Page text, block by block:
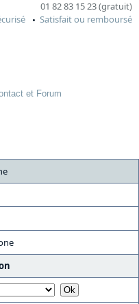
01 82 83 15 23 (gratuit)
Satisfait ou remboursé
et Forum